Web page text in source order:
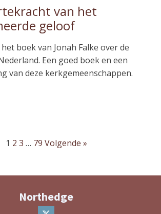
van het
geloof
het boek van Jonah Falke over de
Een goed boek en een
van deze kerkgemeenschappen.
1 2 3 … 79 Volgende »
Northedge